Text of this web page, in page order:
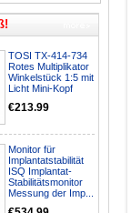
TOSI TX-414-734
Rotes Multiplikator
Winkelstück 1:5 mit
Licht Mini-Kopf
€213.99
Monitor für
Implantatstabilität
ISQ Implantat-
Stabilitätsmonitor
Messung der Imp...